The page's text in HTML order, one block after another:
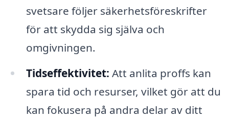
svetsare följer säkerhetsföreskrifter
för att skydda sig själva och
omgivningen.
Tidseffektivitet: Att anlita proffs kan
spara tid och resurser, vilket gör att du
kan fokusera på andra delar av ditt